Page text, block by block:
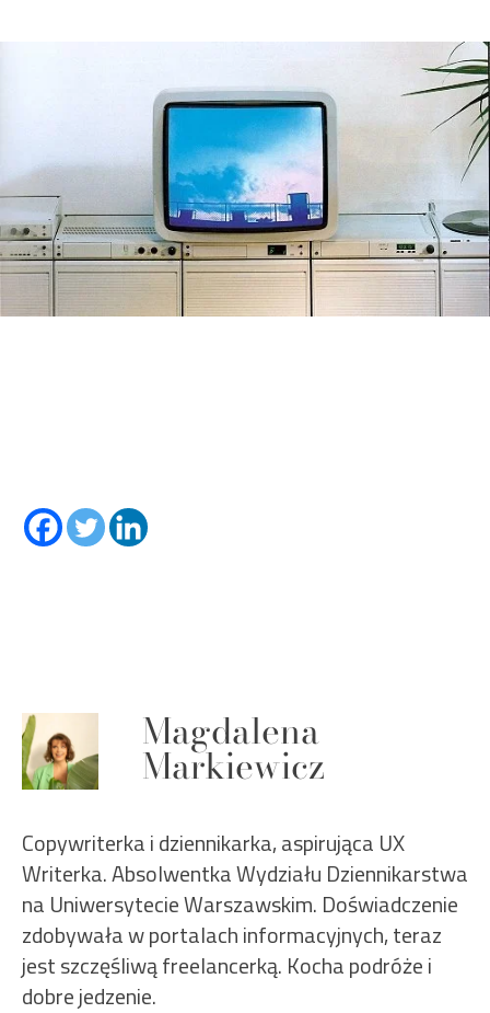
Magdalena
Markiewicz
Copywriterka i dziennikarka, aspirująca UX
Writerka. Absolwentka Wydziału Dziennikarstwa
na Uniwersytecie Warszawskim. Doświadczenie
zdobywała w portalach informacyjnych, teraz
jest szczęśliwą freelancerką. Kocha podróże i
dobre jedzenie.